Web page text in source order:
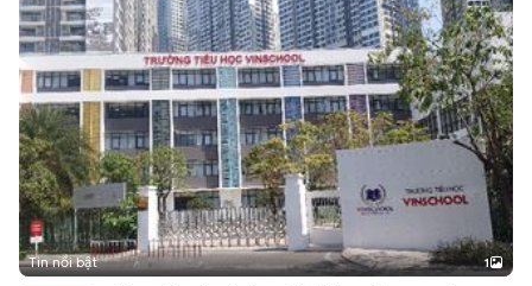
Tin nổi bật 1